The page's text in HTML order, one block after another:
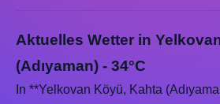
Aktuelles Wetter in
(Adıyaman) - 34°C
In **Yelkovan Köyü, Kahta